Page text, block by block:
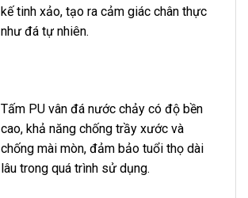
kế tinh xảo, tạo ra cảm giác chân thực
như đá tự nhiên.
Tấm PU vân đá nước chảy có độ bền
cao, khả năng chống trầy xước và
chống mài mòn, đảm bảo tuổi thọ dài
lâu trong quá trình sử dụng.